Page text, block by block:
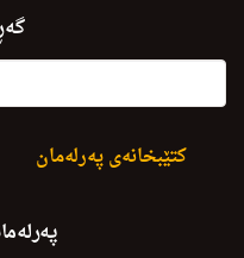
کتێبخانەی پەرلەمان